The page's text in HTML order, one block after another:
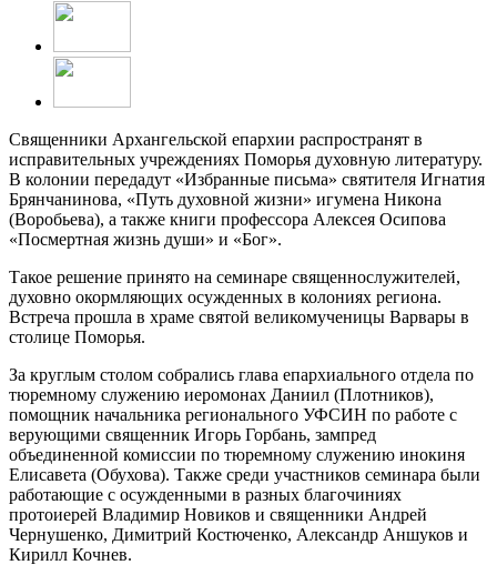
Священники Архангельской епархии распространят в
исправительных учреждениях Поморья духовную литературу.
В колонии передадут «Избранные письма» святителя Игнатия
Брянчанинова, «Путь духовной жизни» игумена Никона
(Воробьева), а также книги профессора Алексея Осипова
«Посмертная жизнь души» и «Бог».
Такое решение принято на семинаре священнослужителей,
духовно окормляющих осужденных в колониях региона.
Встреча прошла в храме святой великомученицы Варвары в
столице Поморья.
За круглым столом собрались глава епархиального отдела по
тюремному служению иеромонах Даниил (Плотников),
помощник начальника регионального УФСИН по работе с
верующими священник Игорь Горбань, зампред
объединенной комиссии по тюремному служению инокиня
Елисавета (Обухова). Также среди участников семинара были
работающие с осужденными в разных благочиниях
протоиерей Владимир Новиков и священники Андрей
Чернушенко, Димитрий Костюченко, Александр Аншуков и
Кирилл Кочнев.